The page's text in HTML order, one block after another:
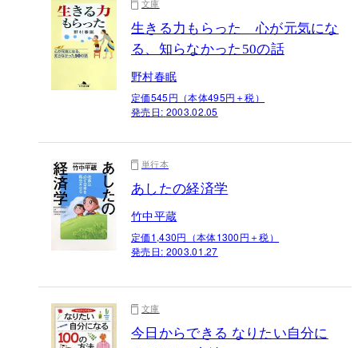
文庫
生きる力もらった 心が元気にな
る、知らなかった50の話
野村春眠
定価545円（本体495円＋税）
発売日: 2003.02.05
単行本
あしたの経済学
竹中平蔵
定価1,430円（本体1300円＋税）
発売日: 2003.01.27
文庫
今日からできる なりたい自分に